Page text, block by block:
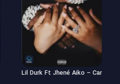
Lil Durk Ft Jhené Aiko – Can’t